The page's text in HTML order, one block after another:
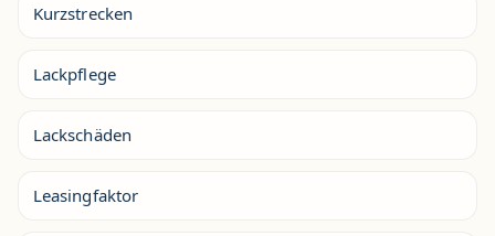
Kurzstrecken
Lackpflege
Lackschäden
Leasingfaktor